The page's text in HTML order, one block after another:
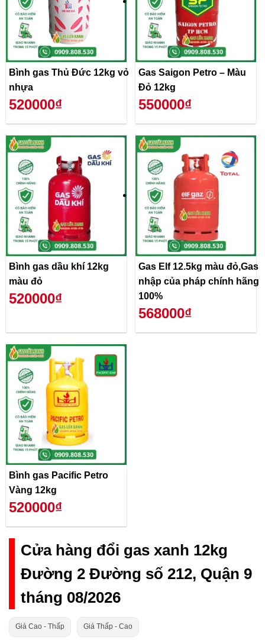
Bình gas Thủ Đức 12kg vỏ
nhựa
520000₫
Gas Saigon Petro – Màu
Đỏ 12kg
550000₫
Bình gas dầu khí 12kg
màu đỏ
520000₫
Gas Elf 12.5kg màu đỏ,Gas
nhập của pháp chính hãng
100%
568000₫
Bình gas Pacific Petro
Vàng 12kg
520000₫
Cửa hàng đổi gas xanh 12kg
Đường 2 Đường số 212, Quận 9
tháng 08/2026
Giá Cao - Thấp Giá Thấp - Cao